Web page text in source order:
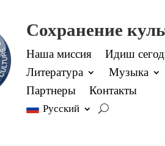
Сохранение
Наша миссия Идиш
Литература
Музыка
Партнеры
Контакты
Русский